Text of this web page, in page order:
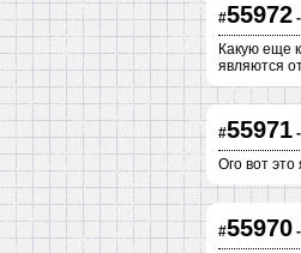
#55972-
Какую еще
являются
#55971-
Ого вот это
#55970-